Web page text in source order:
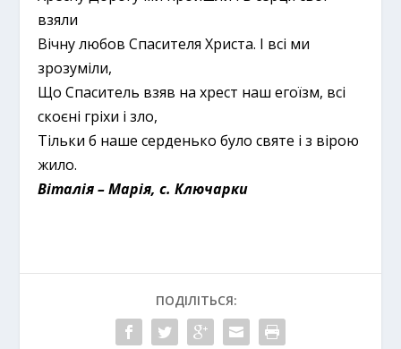
взяли
Вічну любов Спасителя Христа. І всі ми
зрозуміли,
Що Спаситель взяв на хрест наш егоїзм, всі
скоєні гріхи і зло,
Тільки б наше серденько було святе і з вірою
жило.
Віталія – Марія, с. Ключарки
ПОДІЛІТЬСЯ: